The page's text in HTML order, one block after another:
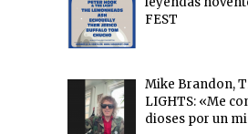
FEST
Mike Brandon,
LIGHTS: «Me
dioses por un